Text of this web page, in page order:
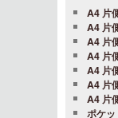
A4 片
A4 片
A4 片
A4 片
A4 片
A4 片
A4 片
ポケ